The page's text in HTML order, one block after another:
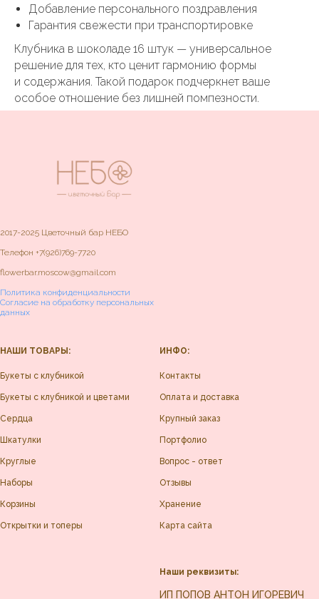
Добавление персонального поздравления
Гарантия свежести при транспортировке
Клубника в шоколаде 16 штук — универсальное
решение для тех, кто ценит гармонию формы
и содержания. Такой подарок подчеркнет ваше
особое отношение без лишней помпезности.
2017-2025 Цветочный бар НЕБО
Телефон +7(926)769-7720
flowerbar.moscow@gmail.com
Политика конфиденциальности
Согласие на обработку персональных
данных
НАШИ ТОВАРЫ:
Букеты с клубникой
Букеты с клубникой и цветами
Сердца
Шкатулки
Круглые
Наборы
Корзины
Открытки и топеры
ИНФО:
Контакты
Оплата и доставка
Крупный заказ
Портфолио
Вопрос - ответ
Отзывы
Хранение
Карта сайта
Наши реквизиты:
ИП ПОПОВ АНТОН ИГОРЕВИЧ